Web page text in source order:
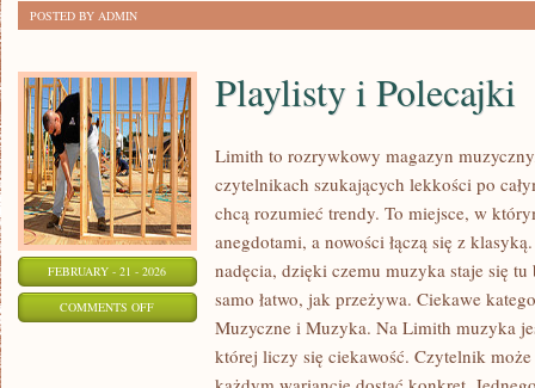
POSTED BY ADMIN
FEBRUARY - 21 - 2026
COMMENTS OFFON
PLAYLISTY
Playlisty i Polecajki
Limith to rozrywkowy magazyn
czytelnikach szukających lekkości po
chcą rozumieć trendy. To miejsce, w
anegdotami, a nowości łączą się z
nadęcia, dzięki czemu muzyka staje się
samo łatwo, jak przeżywa. Ciekawe
Muzyczne i Muzyka. Na Limith muzyka
której liczy się ciekawość. Czytelnik